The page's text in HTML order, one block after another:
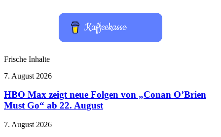
Kaffeekasse
Frische Inhalte
HBO
zeigt
neue
Folgen
„Conan
7. August 2026
HBO Max zeigt neue Folgen von „Conan O’Brien
Must Go“ ab 22. August
Citizen
7. August 2026